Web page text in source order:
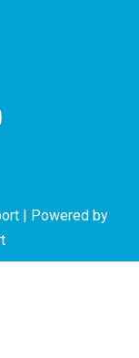
| Powered by